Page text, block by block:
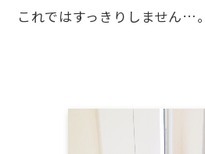
これではすっきりしません…。